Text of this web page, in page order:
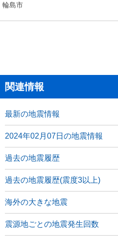
輪島市
関連情報
最新の地震情報
2024年02月07日の地震情報
過去の地震履歴
過去の地震履歴(震度3以上)
海外の大きな地震
震源地ごとの地震発生回数